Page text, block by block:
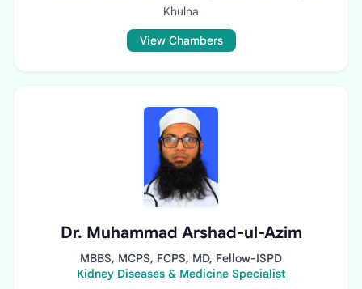
Khulna
View Chambers
Dr. Muhammad Arshad-ul-Azim
MBBS, MCPS, FCPS, MD, Fellow-ISPD
Kidney Diseases & Medicine Specialist